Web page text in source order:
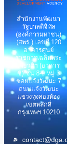
สำนักงานพัฒนา
รัฐบาลดิจิทัล
(องค์การมหาชน)
(สพร.) เลขที่ 120
อาคารศูนย์
ราชการเฉลิมพระ
เกียรติฯ (อาคาร
ซี) ชั้น 8-9 หมู่ 3
ซอยแจ้งวัฒนะ 7
ถนนแจ้งวัฒนะ
แขวงทุ่งสองห้อง
เขตหลักสี่
กรุงเทพฯ 10210